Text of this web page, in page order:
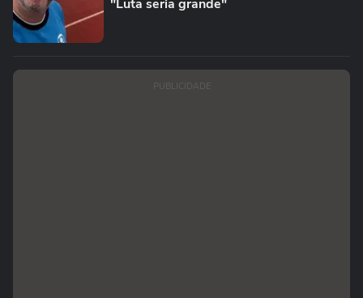
"Luta seria grande"
PUBLICIDADE